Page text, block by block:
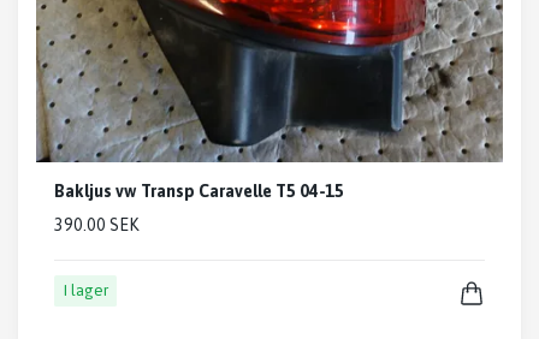
Bakljus vw Transp Caravelle T5 04-15
390.00 SEK
I lager